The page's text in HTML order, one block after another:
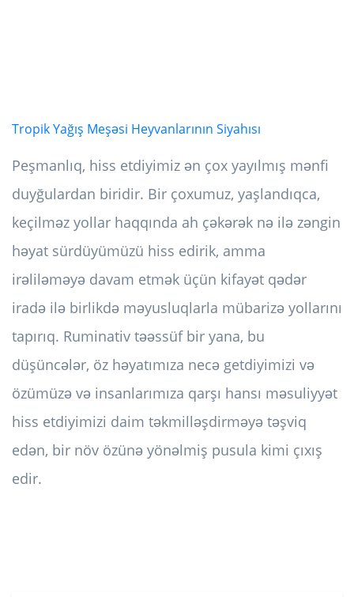
Tropik Yağış Meşəsi Heyvanlarının Siyahısı
Peşmanlıq, hiss etdiyimiz ən çox yayılmış mənfi
duyğulardan biridir. Bir çoxumuz, yaşlandıqca,
keçilməz yollar haqqında ah çəkərək nə ilə zəngin
həyat sürdüyümüzü hiss edirik, amma
irəliləməyə davam etmək üçün kifayət qədər
iradə ilə birlikdə məyusluqlarla mübarizə yollarını
tapırıq. Ruminativ təəssüf bir yana, bu
düşüncələr, öz həyatımıza necə getdiyimizi və
özümüzə və insanlarımıza qarşı hansı məsuliyyət
hiss etdiyimizi daim təkmilləşdirməyə təşviq
edən, bir növ özünə yönəlmiş pusula kimi çıxış
edir.